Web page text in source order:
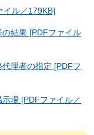
イル／179KB]
結果 [PDFファイル
理者の指定 [PDFフ
場 [PDFファイル／